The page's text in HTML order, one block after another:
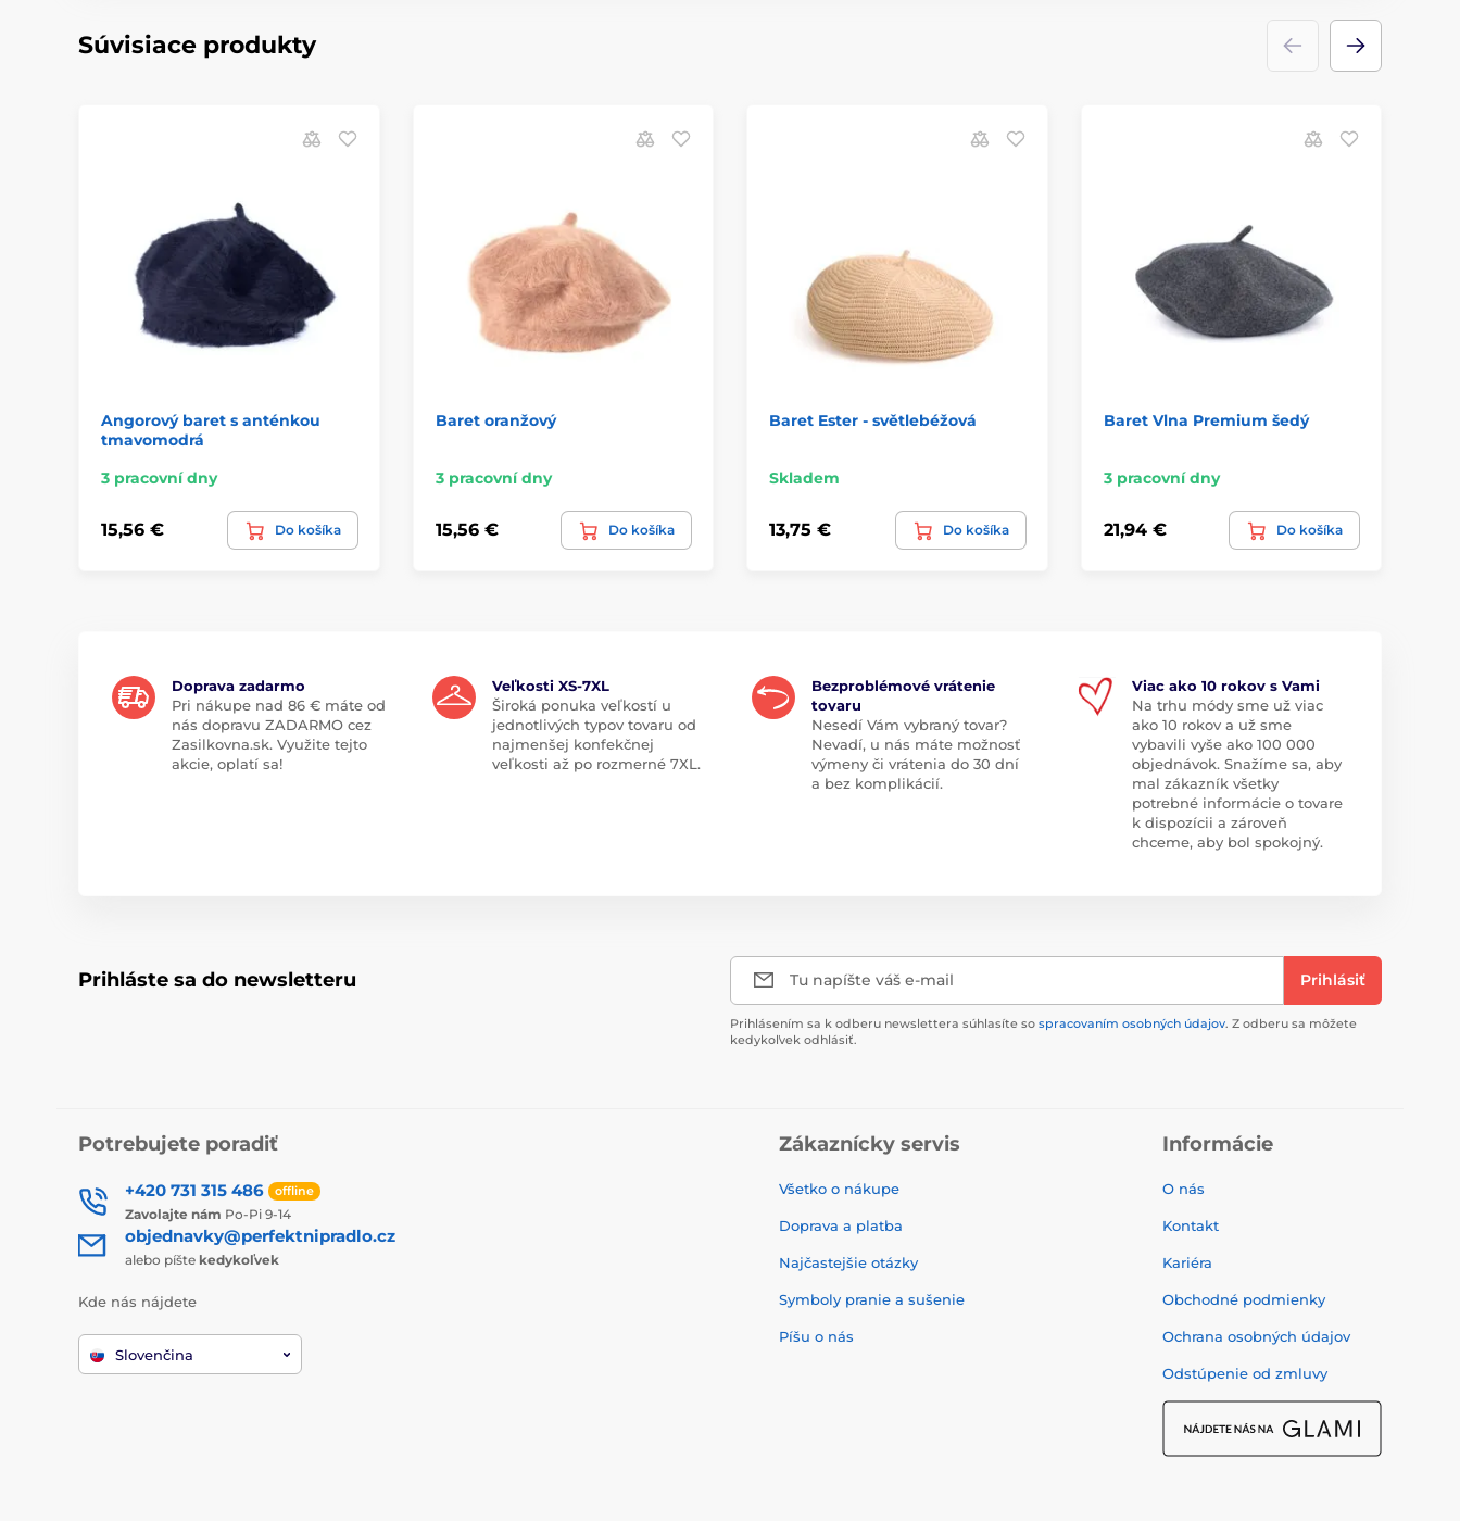
Súvisiace produkty
Angorový baret s anténkou
tmavomodrá
3 pracovní dny
15,56 € Do košíka
Baret oranžový
3 pracovní dny
15,56 € Do košíka
Baret Ester - světlebéžová
Skladem
13,75 € Do košíka
Baret Vlna Premium šedý
3 pracovní dny
21,94 € Do košíka
Doprava zadarmo
Pri nákupe nad 86 € máte od
nás dopravu ZADARMO cez
Zasilkovna.sk. Využite tejto
akcie, oplatí sa!
Veľkosti XS-7XL
Široká ponuka veľkostí u
jednotlivých typov tovaru od
najmenšej konfekčnej
veľkosti až po rozmerné 7XL.
Bezproblémové vrátenie
tovaru
Nesedí Vám vybraný tovar?
Nevadí, u nás máte možnosť
výmeny či vrátenia do 30 dní
a bez komplikácií.
Viac ako 10 rokov s Vami
Na trhu módy sme už viac
ako 10 rokov a už sme
vybavili vyše ako 100 000
objednávok. Snažíme sa, aby
mal zákazník všetky
potrebné informácie o tovare
k dispozícii a zároveň
chceme, aby bol spokojný.
Prihláste sa do newsletteru Tu napíšte váš e-mail Prihlásiť
Prihlásením sa k odberu newslettera súhlasíte so spracovaním osobných údajov. Z odberu sa môžete
kedykoľvek odhlásiť.
Potrebujete poradiť
+420 731 315 486 offline
Zavolajte nám Po-Pi 9-14
objednavky@perfektnipradlo.cz
alebo píšte kedykoľvek
Kde nás nájdete
Slovenčina
Zákaznícky servis
Všetko o nákupe
Doprava a platba
Najčastejšie otázky
Symboly pranie a sušenie
Píšu o nás
Informácie
O nás
Kontakt
Kariéra
Obchodné podmienky
Ochrana osobných údajov
Odstúpenie od zmluvy